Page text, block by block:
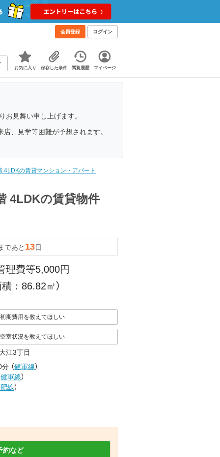
会員登録 ログイン
お気に入り 保存した条件 閲覧履歴 マイページ
お見舞い申し上げます。
、見学等困難が予想されます。
4LDKの賃貸マンション・アパート
4LDKの賃貸物件
であと 13日
理費等5,000円
積：86.82㎡）
初期費用を教えてほしい
空室状況を教えてほしい
大江3丁目
分 （健軍線）
健軍線）
線）
約など